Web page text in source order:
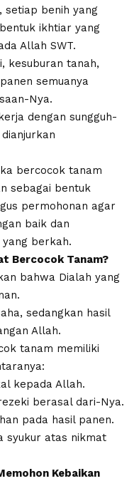
setiap benih yang
ikhtiar yang
Allah SWT.
kesuburan tanah,
semuanya
Nya.
dengan sungguh-
bercocok tanam
sebagai bentuk
permohonan agar
baik dan
berkah.
Bercocok Tanam?
bahwa Dialah yang
sedangkan hasil
Allah.
tanam memiliki
kepada Allah.
berasal dari-Nya.
pada hasil panen.
syukur atas nikmat
Kebaikan